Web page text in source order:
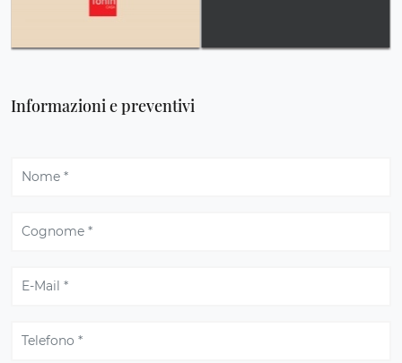
Informazioni e preventivi